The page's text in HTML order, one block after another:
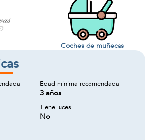
Coches de muñecas
Edad minima recomendada
3 años
Tiene luces
No